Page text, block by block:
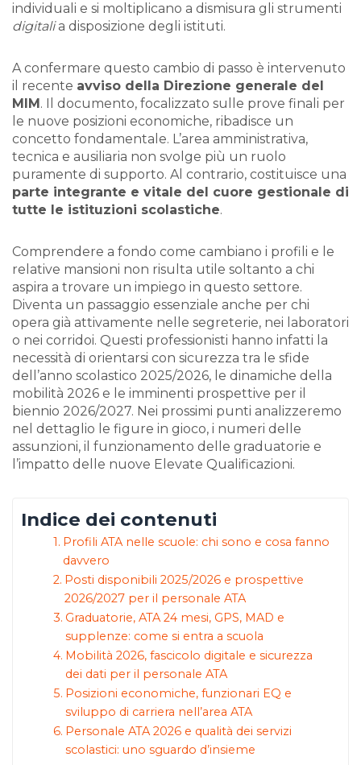
individuali e si moltiplicano a dismisura gli strumenti
digitalia disposizione degli istituti.
A confermare questo cambio di passo è intervenuto
il recente avviso della Direzione generale del
MIM . Il documento, focalizzato sulle prove finali per
le nuove posizioni economiche, ribadisce un
concetto fondamentale. L’area amministrativa,
tecnica e ausiliaria non svolge più un ruolo
puramente di supporto. Al contrario, costituisce una
parte integrante e vitale del cuore gestionale di
tutte le istituzioni scolastiche.
Comprendere a fondo come cambiano i profili e le
relative mansioni non risulta utile soltanto a chi
aspira a trovare un impiego in questo settore.
Diventa un passaggio essenziale anche per chi
opera già attivamente nelle segreterie, nei laboratori
o nei corridoi. Questi professionisti hanno infatti la
necessità di orientarsi con sicurezza tra le sfide
dell’anno scolastico 2025/2026, le dinamiche della
mobilità 2026 e le imminenti prospettive per il
biennio 2026/2027. Nei prossimi punti analizzeremo
nel dettaglio le figure in gioco, i numeri delle
assunzioni, il funzionamento delle graduatorie e
l’impatto delle nuove Elevate Qualificazioni.
Indice dei contenuti
Profili ATA nelle scuole: chi sono e cosa fanno
davvero
Posti disponibili 2025/2026 e prospettive
2026/2027 per il personale ATA
Graduatorie, ATA 24 mesi, GPS, MAD e
supplenze: come si entra a scuola
Mobilità 2026, fascicolo digitale e sicurezza
dei dati per il personale ATA
Posizioni economiche, funzionari EQ e
sviluppo di carriera nell’area ATA
Personale ATA 2026 e qualità dei servizi
scolastici: uno sguardo d’insieme